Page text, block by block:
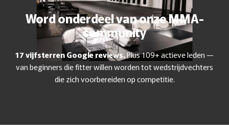
Word onderdeel van onze MMA-
community
17 vijfsterren Google reviews.Plus 109+ actieve leden —
van beginners die fitter willen worden tot wedstrijdvechters
die zich voorbereiden op competitie.